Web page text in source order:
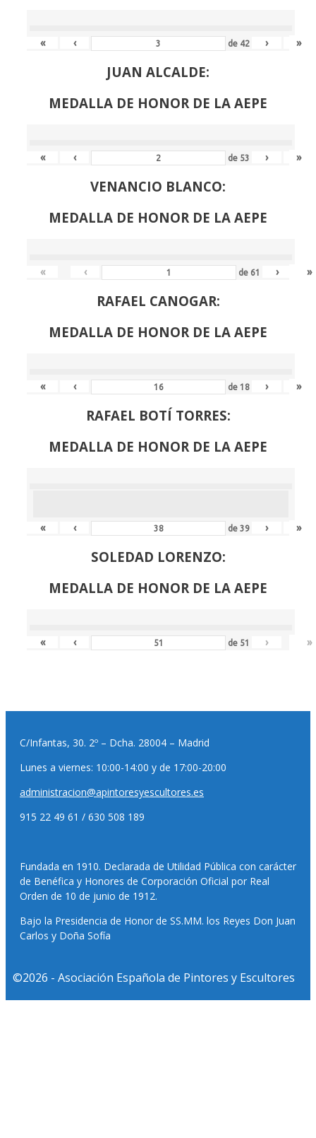
« ‹ de 42 › »
JUAN ALCALDE:
MEDALLA DE HONOR DE LA AEPE
« ‹ de 53 › »
VENANCIO BLANCO:
MEDALLA DE HONOR DE LA AEPE
« ‹ de 61 › »
RAFAEL CANOGAR:
MEDALLA DE HONOR DE LA AEPE
« ‹ de18 › »
RAFAEL BOTÍ TORRES:
MEDALLA DE HONOR DE LA AEPE
« ‹ de39 › »
SOLEDAD LORENZO:
MEDALLA DE HONOR DE LA AEPE
« ‹ de 51 › »
C/Infantas, 30. 2º – Dcha. 28004 – Madrid
Lunes a viernes: 10:00-14:00 y de 17:00-20:00
administracion@apintoresyescultores.es
915 22 49 61 / 630 508 189
Fundada en 1910. Declarada de Utilidad Pública con carácter
de Benéfica y Honores de Corporación Oficial por Real
Orden de 10 de junio de 1912.
Bajo la Presidencia de Honor de SS.MM. los Reyes Don Juan
Carlos y Doña Sofía
©2026 - Asociación Española de Pintores y Escultores